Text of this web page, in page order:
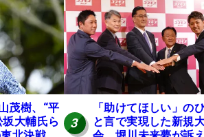
茂樹、“平
大輔氏ら
3
「助けてほしい」の
と言で実現した新規